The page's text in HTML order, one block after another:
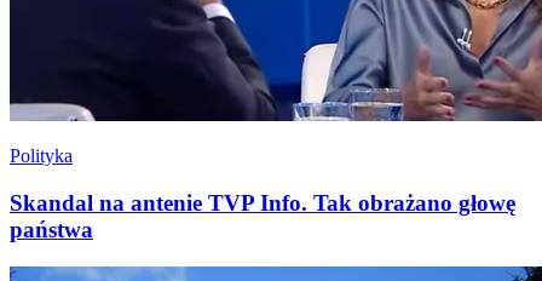
Polityka
Skandal na antenie TVP Info. Tak obrażano głowę
państwa